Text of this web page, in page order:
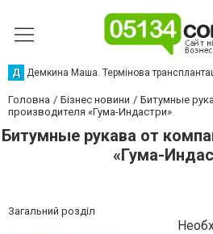
Д Демкина Маша. Термінова
Головна Бізнес новини
Битумные
производителя «Гума-Индастри»
Битумные рукава от
«Гума-
Загальний розділ